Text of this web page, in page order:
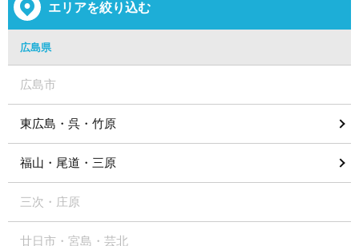
エリアを絞り込む
広島県
広島市
東広島・呉・竹原
福山・尾道・三原
三次・庄原
廿日市・宮島・芸北